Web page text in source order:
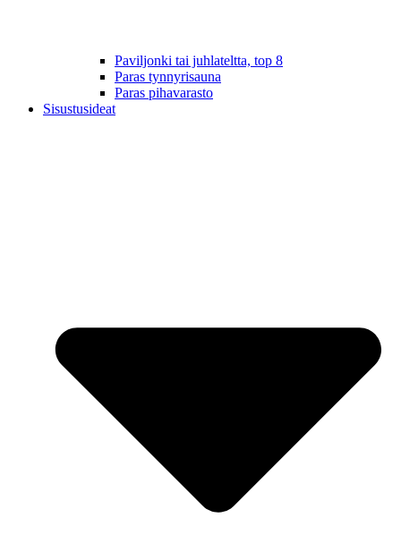
Paviljonki tai juhlateltta, top 8
Paras tynnyrisauna
Paras pihavarasto
Sisustusideat